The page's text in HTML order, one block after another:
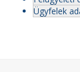
Ügyfelek